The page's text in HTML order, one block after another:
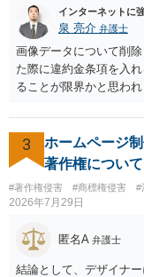
すが、それだけで直ち
非営利であれば「表現
れる可能性があります
しての色彩が強まり、
更・確認しておく事項
界があるかと思うので
も一つかと存じます。
インターネットに
泉 亮介 弁護士
画像データについて削
た際に違約金条項を入
ることが限界かと思わ
除等を求めることは避
3
ホームページ
著作権について
#著作権侵害 #商標権侵害 #
2026年7月29日
匿名A 弁護士
結論として、デザイナ